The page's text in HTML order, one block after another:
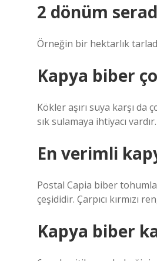
2 dönüm
Örneğin bir hektarlık
Kapya biber
Kökler aşırı suya karşı da
sık sulamaya ihtiyacı
En verimli
Postal Capia biber
çeşididir. Çarpıcı kırmızı
Kapya biber